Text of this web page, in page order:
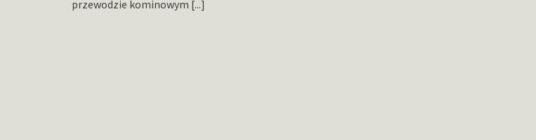
przewodzie kominowym [...]